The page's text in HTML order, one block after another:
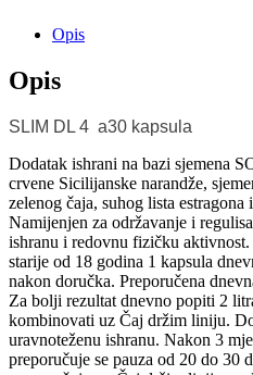
Opis
Opis
SLIM DL 4 a30 kapsula
Dodatak ishrani na bazi sjemena
crvene Sicilijanske narandže,
zelenog čaja, suhog lista estragona
Namijenjen za održavanje i
ishranu i redovnu fizičku
starije od 18 godina 1 kapsula
nakon doručka. Preporučena
Za bolji rezultat dnevno popiti 2
kombinovati uz Čaj držim liniju.
uravnoteženu ishranu. Nakon 3
preporučuje se pauza od 20 do 30